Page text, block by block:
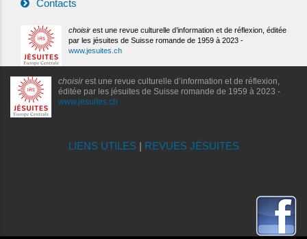
Contacts
choisir est une revue culturelle d’information et de réflexion, éditée
par les jésuites de Suisse romande de 1959 à 2023 -
www.jesuites.ch
choisirest une revue culturelle d’information et de réflexion,
éditée par les jésuites de Suisse romande de 1959 à 2023 -
www.jesuites.ch
LIENS UTILES| REVUES JÉSUITES